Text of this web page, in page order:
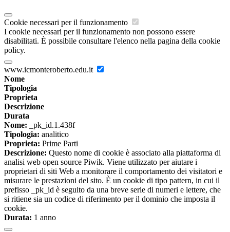
Cookie necessari per il funzionamento
I cookie necessari per il funzionamento non possono essere
disabilitati. È possibile consultare l'elenco nella pagina della cookie
policy.
www.icmonteroberto.edu.it
Nome
Tipologia
Proprieta
Descrizione
Durata
Nome: _pk_id.1.438f
Tipologia: analitico
Proprieta: Prime Parti
Descrizione: Questo nome di cookie è associato alla piattaforma di
analisi web open source Piwik. Viene utilizzato per aiutare i
proprietari di siti Web a monitorare il comportamento dei visitatori e
misurare le prestazioni del sito. È un cookie di tipo pattern, in cui il
prefisso _pk_id è seguito da una breve serie di numeri e lettere, che
si ritiene sia un codice di riferimento per il dominio che imposta il
cookie.
Durata: 1 anno